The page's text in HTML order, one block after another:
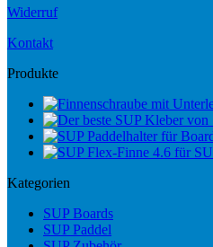
Widerruf
Kontakt
Produkte
Kategorien
SUP Boards
SUP Paddel